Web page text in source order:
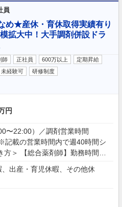
員
★産休・育休取得実績有り
拡大中！大手調剤併設ドラ
師 正社員 600万以上
定期昇給
未経験可
研修制度
円
〜22:00）／調剤営業時間
記載の営業時間内で週40時間シ
方＞ 【総合薬剤師】勤務時間：
勤務時間：9時〜19時／休日：
出産・育児休暇、その他休